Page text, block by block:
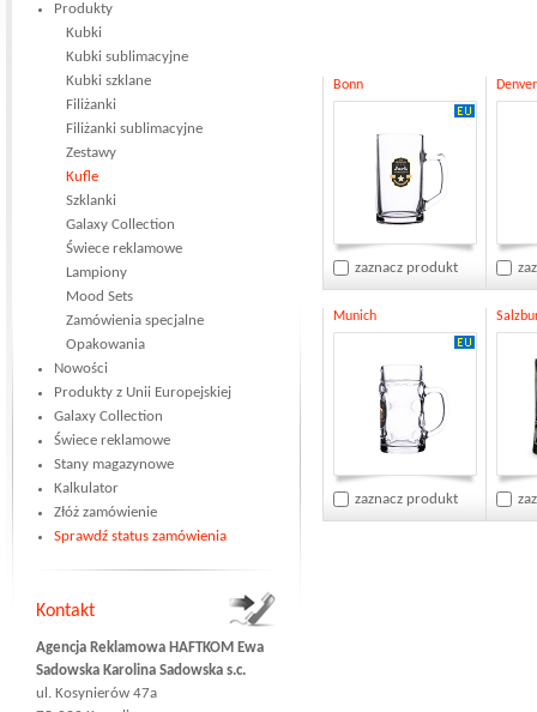
Produkty
Kubki
Kubki sublimacyjne
Kubki szklane
Filiżanki
Filiżanki sublimacyjne
Zestawy
Kufle
Szklanki
Galaxy Collection
Świece reklamowe
Lampiony
Mood Sets
Zamówienia specjalne
Opakowania
Nowości
Produkty z Unii Europejskiej
Galaxy Collection
Świece reklamowe
Stany magazynowe
Kalkulator
Złóż zamówienie
Sprawdź status zamówienia
Kontakt
Agencja Reklamowa HAFTKOM Ewa
Sadowska Karolina Sadowska s.c.
ul. Kosynierów 47a
Bonn
zaznacz produkt
Denver
Munich
zaznacz produkt